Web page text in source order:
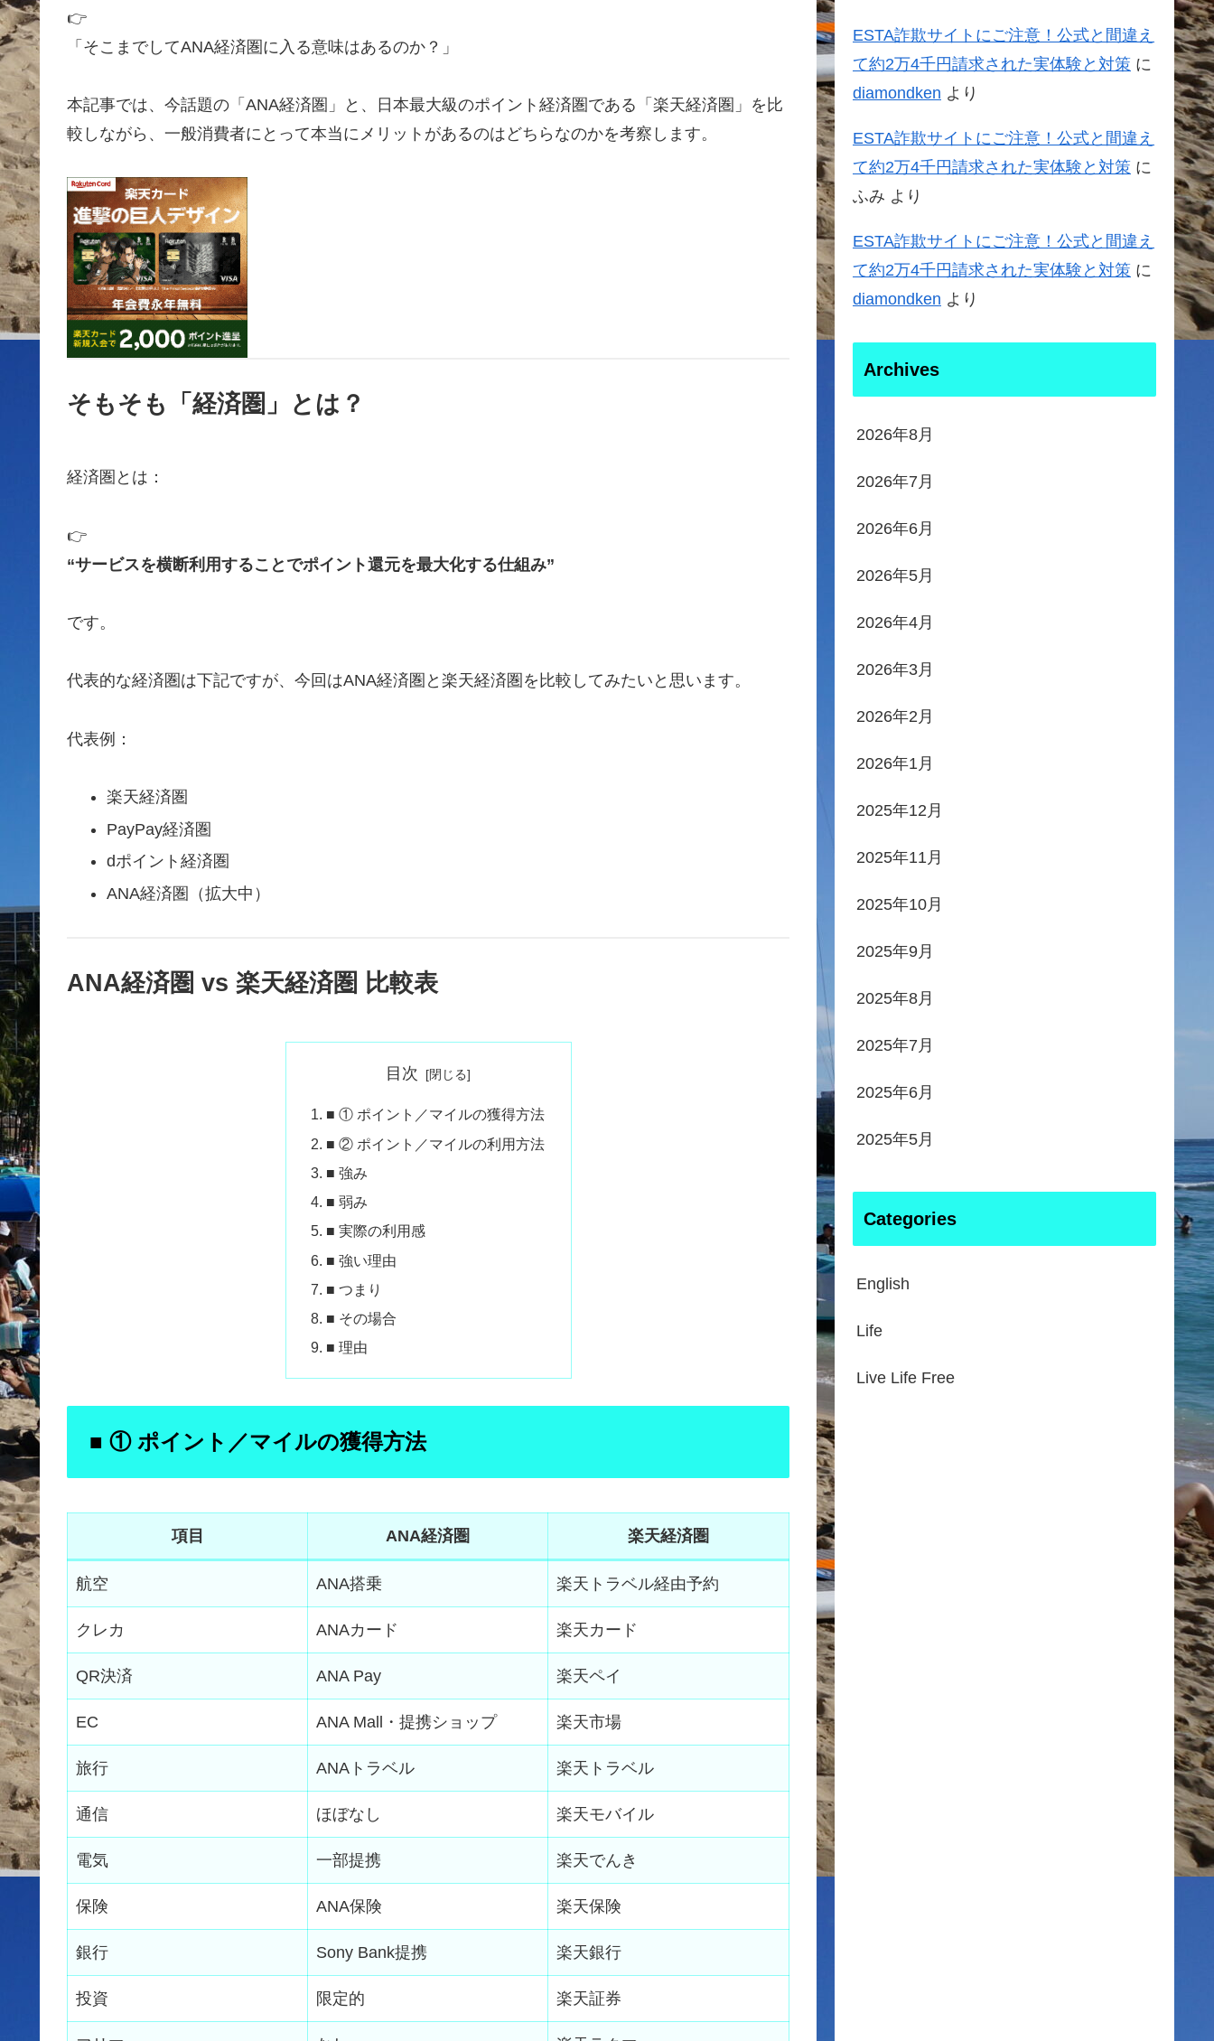
👉
「そこまでしてANA経済圏に入る意味はあるのか？」
本記事では、今話題の「ANA経済圏」と、日本最大級のポイント経済圏である「楽天経済圏」を比
較しながら、一般消費者にとって本当にメリットがあるのはどちらなのかを考察します。
そもそも「経済圏」とは？
経済圏とは：
👉
“サービスを横断利用することでポイント還元を最大化する仕組み”
です。
代表的な経済圏は下記ですが、今回はANA経済圏と楽天経済圏を比較してみたいと思います。
代表例：
楽天経済圏
PayPay経済圏
dポイント経済圏
ANA経済圏（拡大中）
ANA経済圏 vs 楽天経済圏 比較表
目次
■ ① ポイント／マイルの獲得方法
■ ② ポイント／マイルの利用方法
■ 強み
■ 弱み
■ 実際の利用感
■ 強い理由
■ つまり
■ その場合
■ 理由
■ ① ポイント／マイルの獲得方法
項目 ANA経済圏 楽天経済圏
航空 ANA搭乗 楽天トラベル経由予約
クレカ ANAカード 楽天カード
QR決済 ANA Pay 楽天ペイ
EC ANA Mall・提携ショップ 楽天市場
旅行 ANAトラベル 楽天トラベル
通信 ほぼなし 楽天モバイル
電気 一部提携 楽天でんき
保険 ANA保険 楽天保険
銀行 Sony Bank提携 楽天銀行
投資 限定的 楽天証券
ESTA詐欺サイトにご注意！公式と間違え
て約2万4千円請求された実体験と対策 に
diamondken より
ESTA詐欺サイトにご注意！公式と間違え
て約2万4千円請求された実体験と対策 に
ふみ より
ESTA詐欺サイトにご注意！公式と間違え
て約2万4千円請求された実体験と対策 に
diamondken より
Archives
2026年8月
2026年7月
2026年6月
2026年5月
2026年4月
2026年3月
2026年2月
2026年1月
2025年12月
2025年11月
2025年10月
2025年9月
2025年8月
2025年7月
2025年6月
2025年5月
Categories
English
Life
Live Life Free